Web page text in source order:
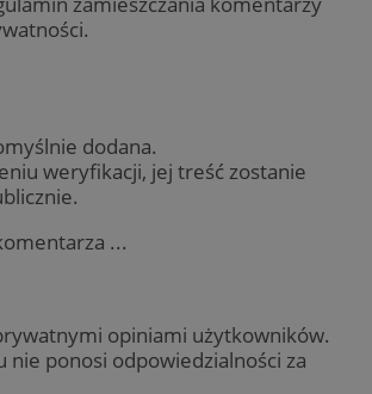
dodana.
weryfikacji, jej treść zostanie
...
opiniami użytkowników.
nie ponosi odpowiedzialności za